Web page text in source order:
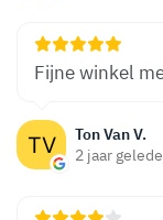
Ton Van V.
2 jaar
Fijne winkel